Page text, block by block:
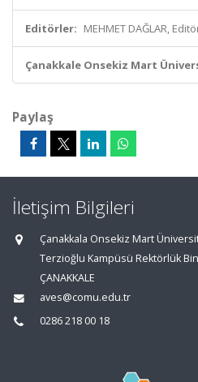
Editörler: MEHMET DAĞLAR,
Çanakkale Onsekiz Mart
Paylaş
İletişim Bilgileri
Çanakkala Onsekiz Mart
Terzioğlu Kampüsü Rektörlük
ÇANAKKALE
aves@comu.edu.tr
0286 218 00 18